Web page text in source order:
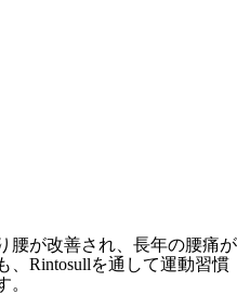
腰が改善され、長年の腰痛が
、Rintosullを通して運動習慣
。